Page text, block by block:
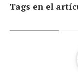
Tags en el